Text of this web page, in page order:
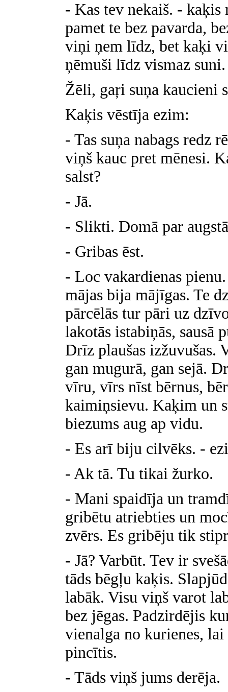
- Kas tev nekaiš. - kaķis
pamet te bez pavarda,
viņi ņem līdz, bet kaķi
ņēmuši līdz vismaz
Žēli, gaŗi suņa kaucieni
Kaķis vēstīja ezim:
- Tas suņa nabags redz
viņš kauc pret mēnesi.
salst?
- Jā.
- Slikti. Domā par
- Gribas ēst.
- Loc vakardienas
mājas bija mājīgas. Te
pārcēlās tur pāri uz
lakotās istabiņās, sausā
Drīz plaušas izžuvušas.
gan mugurā, gan sejā.
vīru, vīrs nīst bērnus,
kaimiņsievu. Kaķim un
biezums aug ap vidu.
- Es arī biju cilvēks. -
- Ak tā. Tu tikai žurko.
- Mani spaidīja un
gribētu atriebties un
zvērs. Es gribēju tik
- Jā? Varbūt. Tev ir
tāds bēgļu kaķis.
labāk. Visu viņš varot
bez jēgas. Padzirdējis
vienalga no kurienes,
pincītis.
- Tāds viņš jums derēja.